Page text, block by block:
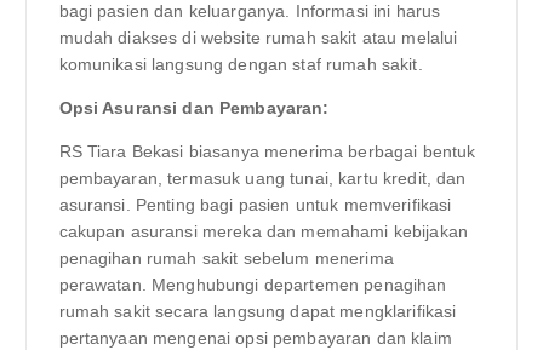
bagi pasien dan keluarganya. Informasi ini harus
mudah diakses di website rumah sakit atau melalui
komunikasi langsung dengan staf rumah sakit.
Opsi Asuransi dan Pembayaran:
RS Tiara Bekasi biasanya menerima berbagai bentuk
pembayaran, termasuk uang tunai, kartu kredit, dan
asuransi. Penting bagi pasien untuk memverifikasi
cakupan asuransi mereka dan memahami kebijakan
penagihan rumah sakit sebelum menerima
perawatan. Menghubungi departemen penagihan
rumah sakit secara langsung dapat mengklarifikasi
pertanyaan mengenai opsi pembayaran dan klaim